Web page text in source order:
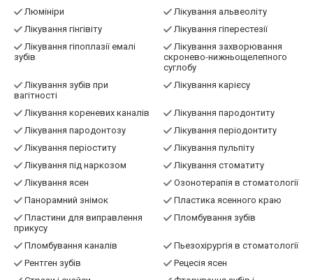
Люмініри
Лікування альвеоліту
Лікування гінгівіту
Лікування гіперестезії
Лікування гіпоплазії емалі
зубів
Лікування захворювання
скронево-нижньощелепного
суглобу
Лікування зубів при
вагітності
Лікування карієсу
Лікування кореневих каналів
Лікування пародонтиту
Лікування пародонтозу
Лікування періодонтиту
Лікування періоститу
Лікування пульпіту
Лікування під наркозом
Лікування стоматиту
Лікування ясен
Озонотерапія в стоматології
Панорамний знімок
Пластика ясенного краю
Пластини для виправлення
прикусу
Пломбування зубів
Пломбування каналів
Пьезохірургія в стоматології
Рентген зубів
Рецесія ясен